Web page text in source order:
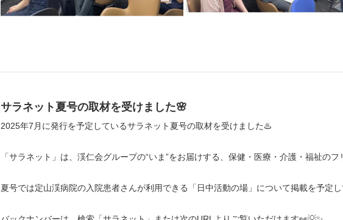
サラネット夏号の取材を受けました🌸
2025年7月に発行を予定しているサラネット夏号の取材を受けました♨️
「サラネット」は、渓仁会グループの“いま”をお届けする、保健・医療・介護・福祉の
夏号では定山渓病院の入院患者さんが利用できる「日中活動の場」について掲載を予定